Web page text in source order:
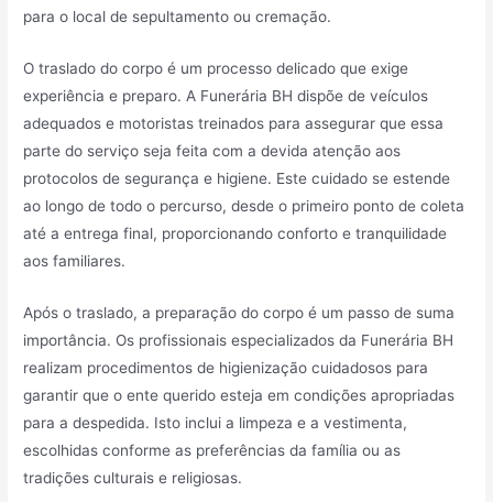
para o local de sepultamento ou cremação.
O traslado do corpo é um processo delicado que exige
experiência e preparo. A Funerária BH dispõe de veículos
adequados e motoristas treinados para assegurar que essa
parte do serviço seja feita com a devida atenção aos
protocolos de segurança e higiene. Este cuidado se estende
ao longo de todo o percurso, desde o primeiro ponto de coleta
até a entrega final, proporcionando conforto e tranquilidade
aos familiares.
Após o traslado, a preparação do corpo é um passo de suma
importância. Os profissionais especializados da Funerária BH
realizam procedimentos de higienização cuidadosos para
garantir que o ente querido esteja em condições apropriadas
para a despedida. Isto inclui a limpeza e a vestimenta,
escolhidas conforme as preferências da família ou as
tradições culturais e religiosas.